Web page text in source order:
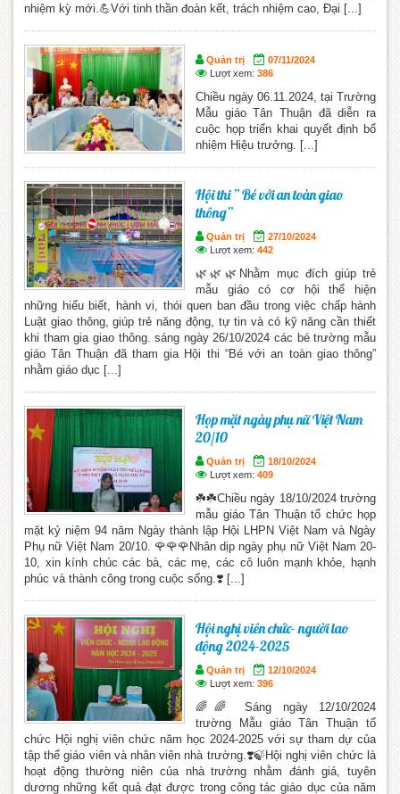
nhiệm kỳ mới.💪Với tinh thần đoàn kết, trách nhiệm cao, Đại [...]
Quản trị
07/11/2024
Lượt xem: 386
Chiều ngày 06.11.2024, tại Trường
Mẫu giáo Tân Thuận đã diễn ra
cuộc họp triển khai quyết định bổ
nhiệm Hiệu trưởng. [...]
Hội thi ” Bé với an toàn giao
thông”
Quản trị
27/10/2024
Lượt xem: 442
🌿🌿🌿Nhằm mục đích giúp trẻ
mẫu giáo có cơ hội thể hiện
những hiểu biết, hành vi, thói quen ban đầu trong việc chấp hành
Luật giao thông, giúp trẻ năng động, tự tin và có kỹ năng cần thiết
khi tham gia giao thông. sáng ngày 26/10/2024 các bé trường mẫu
giáo Tân Thuận đã tham gia Hội thi “Bé với an toàn giao thông”
nhằm giáo dục [...]
Họp mặt ngày phụ nữ Việt Nam
20/10
Quản trị
18/10/2024
Lượt xem: 409
☘️☘️Chiều ngày 18/10/2024 trường
mẫu giáo Tân Thuận tổ chức họp
mặt kỷ niệm 94 năm Ngày thành lập Hội LHPN Việt Nam và Ngày
Phụ nữ Việt Nam 20/10. 🌹🌹🌹Nhân dịp ngày phụ nữ Việt Nam 20-
10, xin kính chúc các bà, các mẹ, các cô luôn mạnh khỏe, hạnh
phúc và thành công trong cuộc sống.❣️ [...]
Hội nghị viên chức- người lao
động 2024-2025
Quản trị
12/10/2024
Lượt xem: 396
🌈🌈 Sáng ngày 12/10/2024
trường Mẫu giáo Tân Thuận tổ
chức Hội nghị viên chức năm học 2024-2025 với sự tham dự của
tập thể giáo viên và nhân viên nhà trường.❣️🍃Hội nghị viên chức là
hoạt động thường niên của nhà trường nhằm đánh giá, tuyên
dương những kết quả đạt được trong công tác giáo dục của năm